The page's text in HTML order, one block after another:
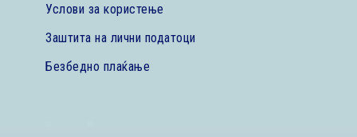
Услови за користење
Заштита на лични податоци
Безбедно плаќање